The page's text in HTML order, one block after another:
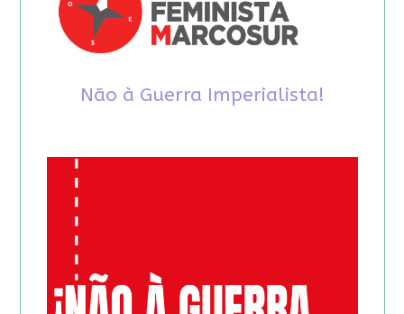
Não à Guerra Imperialista!